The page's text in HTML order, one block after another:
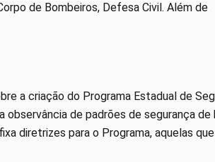
de Bombeiros, Defesa Civil. Além de
a criação do Programa Estadual de
de padrões de segurança de
diretrizes para o Programa, aquelas